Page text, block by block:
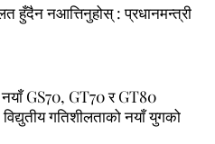
हुँदैन नआत्तिनुहोस् : प्रधानमन्त्री
नयाँ GS70, GT70 र GT80
गतिशीलताको नयाँ युगको